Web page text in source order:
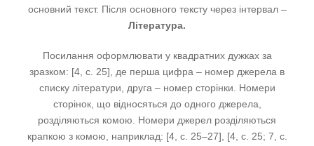
основний текст. Після основного тексту через інтервал –
Література.
Посилання оформлювати у квадратних дужках за
зразком: [4, с. 25], де перша цифра – номер джерела в
списку літератури, друга – номер сторінки. Номери
сторінок, що відносяться до одного джерела,
розділяються комою. Номери джерел розділяються
крапкою з комою, наприклад: [4, с. 25–27], [4, с. 25; 7, с.